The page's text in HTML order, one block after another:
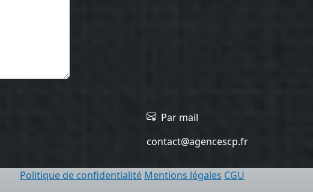
Par mail
contact@agencescp.fr
Politique de confidentialité Mentions légales CGU